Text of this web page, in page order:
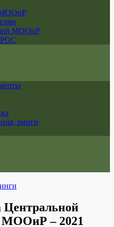
МООиР
МООиР
РОС
ринги
Центральной
МООиР – 2021